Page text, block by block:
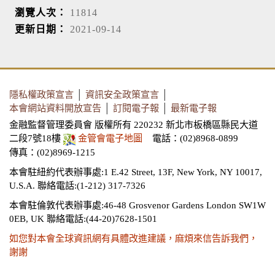
瀏覽人次： 11814
更新日期： 2021-09-14
隱私權政策宣言 資訊安全政策宣言
本會網站資料開放宣告
訂閱電子報
最新電子報
金融監督管理委員會 版權所有 220232 新北市板橋區縣民大道
二段7號18樓
金管會電子地圖
電話：(02)8968-0899
傳真：(02)8969-1215
本會駐紐約代表辦事處:1 E.42 Street, 13F, New York, NY 10017,
U.S.A. 聯絡電話:(1-212) 317-7326
本會駐倫敦代表辦事處:46-48 Grosvenor Gardens London SW1W
0EB, UK 聯絡電話:(44-20)7628-1501
如您對本會全球資訊網有具體改進建議，麻煩來信告訴我們，
謝謝